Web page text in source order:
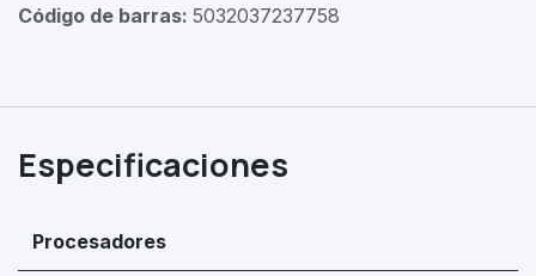
Código de barras: 5032037237758
Especificaciones
Procesadores